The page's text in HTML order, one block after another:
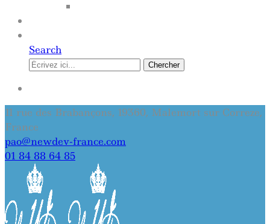
Search
Chercher
11 rue des Brabançons, 19360, Malemort sur Correze,
France
pao@newdev-france.com
01 84 88 64 85